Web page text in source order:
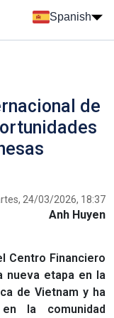
Spanish
de
24/03/2026, 18:37
Anh Huyen
Centro Financiero
nueva etapa en la
de Vietnam y ha
la comunidad